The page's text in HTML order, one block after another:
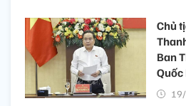
Chủ
Ban
Quốc